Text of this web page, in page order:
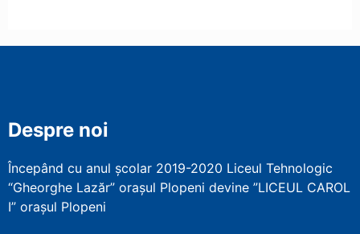
Despre noi
Începând cu anul școlar 2019-2020 Liceul Tehnologic
“Gheorghe Lazăr” orașul Plopeni devine ”LICEUL CAROL
I” orașul Plopeni